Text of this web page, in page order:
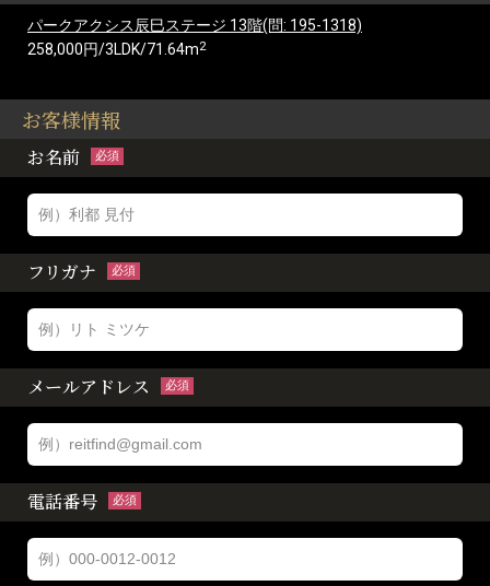
パークアクシス辰巳ステージ 13階(問: 195-1318)
258,000円/3LDK/71.64m2
お客様情報
お名前 必須
フリガナ 必須
メールアドレス 必須
電話番号 必須